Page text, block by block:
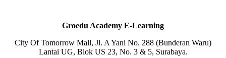
Groedu Academy E-Learning
City Of Tomorrow Mall, Jl. A Yani No. 288 (Bunderan Waru)
Lantai UG, Blok US 23, No. 3 & 5, Surabaya.